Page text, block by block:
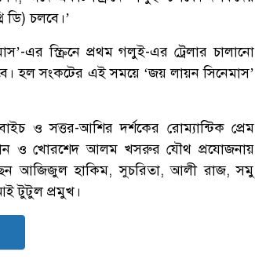
ডি) চলবে।’
এর স্ক্রিনে প্রথম গলুই-এর ট্রেলার চালানো
হল সংকটের এই সময়ে ‘জয় লায়ন সিনেমাস’
ও সত্তর-আশির দর্শকের রোম্যান্টিক প্রেম
ও খোরশেদ আলম খসরুর যৌথ প্রযোজনায়
আজিজুল হাকিম, সুচরিতা, আলী রাজ, সমু
টুটুল প্রমুখ।